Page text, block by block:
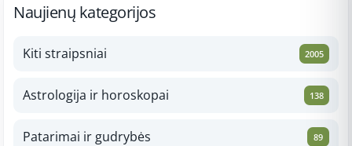
Naujienų kategorijos
Kiti straipsniai 2005
Astrologija ir horoskopai 138
Patarimai ir gudrybės 89